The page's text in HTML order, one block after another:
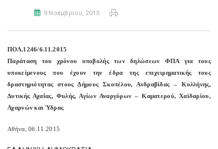
9 Νοεμβρίου, 2015
ΠΟΛ.1246/6.11.2015
Παράταση του χρόνου υποβολής των δηλώσεων ΦΠΑ για τους
υποκείμενους που έχουν την έδρα της επιχειρηματικής τους
δραστηριότητας στους Δήμους Σκοπέλου, Ανδραβίδας – Κυλλήνης,
Δυτικής Αχαΐας, Φυλής, Αγίων Αναργύρων – Καματερού, Χαϊδαρίου,
Αχαρνών και Ύδρας
Αθήνα, 06.11.2015